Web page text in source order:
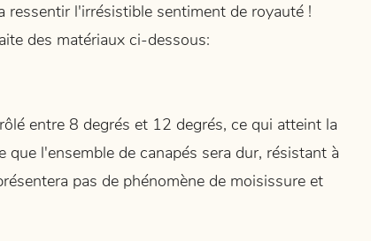
ressentir l'irrésistible sentiment de royauté !
des matériaux ci-dessous:
entre 8 degrés et 12 degrés, ce qui atteint la
que l'ensemble de canapés sera dur, résistant à
pas de phénomène de moisissure et